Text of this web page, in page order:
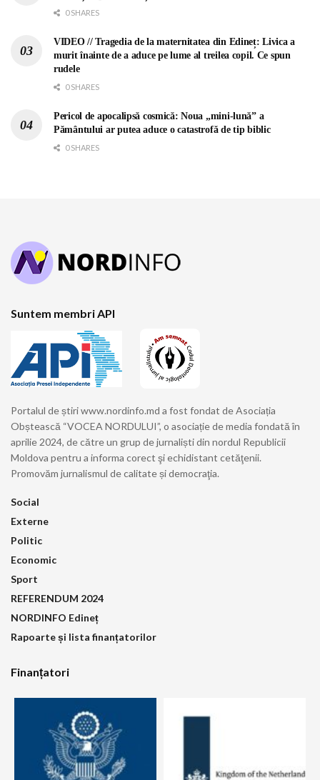
0 SHARES
VIDEO // Tragedia de la maternitatea din Edineț: Livica a
murit înainte de a aduce pe lume al treilea copil. Ce spun
rudele
0 SHARES
Pericol de apocalipsă cosmică: Noua „mini-lună” a
Pământului ar putea aduce o catastrofă de tip biblic
0 SHARES
Suntem membri API
Portalul de știri www.nordinfo.md a fost fondat de Asociația
Obștească “VOCEA NORDULUI”, o asociație de media fondată în
aprilie 2024, de către un grup de jurnaliști din nordul Republicii
Moldova pentru a informa corect şi echidistant cetăţenii.
Promovăm jurnalismul de calitate și democraţia.
Social
Externe
Politic
Economic
Sport
REFERENDUM 2024
NORDINFO Edineț
Rapoarte și lista finanțatorilor
Finanțatori